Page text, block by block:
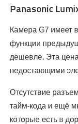
Panasonic
Камера G7 имеет
функции
дешевле. Эта
недостающими
Отсутствие
тайм-кода и ещё
которые есть в